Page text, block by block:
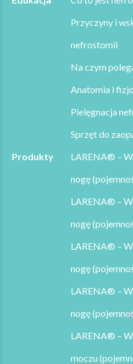
Przyczyny i
nefrostomii
Na czym
Anatomia i
Pielęgnacja
Sprzęt do
Produkty
LARENA® –
nogę
LARENA® –
nogę
LARENA® –
nogę
LARENA® –
nogę
LARENA® –
moczu